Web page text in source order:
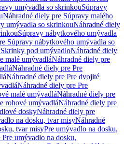
umývadla so skrinkouSúpravy
Náhradné diely pre Súpravy malého
umývadla so skrinkouNáhradné diely
Súpravy nábytkového umývadla
Súpravy nábytkového umývadla so
Skrinky pod umývadloNáhradné diely
malé umývadláNáhradné diely pre
Náhradné diely pre Pre
Náhradné diely pre Pre dvojité
Náhradné diely pre Pre
malé umývadláNáhradné diely pre
rohové umývadláNáhradné diely pre
doskyNáhradné diely pre
na dosku, tvar misyNáhradné
tvar misyPre umývadlo na dosku,
umývadlo na dosku,